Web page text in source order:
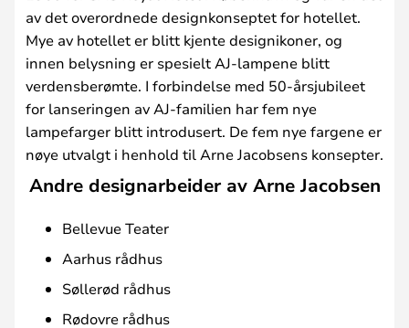
av det overordnede designkonseptet for hotellet.
Mye av hotellet er blitt kjente designikoner, og
innen belysning er spesielt AJ-lampene blitt
verdensberømte. I forbindelse med 50-årsjubileet
for lanseringen av AJ-familien har fem nye
lampefarger blitt introdusert. De fem nye fargene er
nøye utvalgt i henhold til Arne Jacobsens konsepter.
Andre designarbeider av Arne Jacobsen
Bellevue Teater
Aarhus rådhus
Søllerød rådhus
Rødovre rådhus